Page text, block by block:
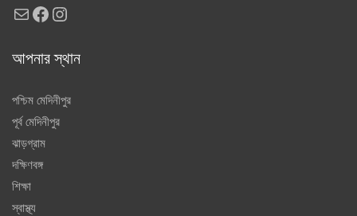
MailFacebook
Instagram
আপনার স্থান
পশ্চিম মেদিনীপুর
পূর্ব মেদিনীপুর
ঝাড়গ্রাম
দক্ষিণবঙ্গ
শিক্ষা
স্বাস্থ্য